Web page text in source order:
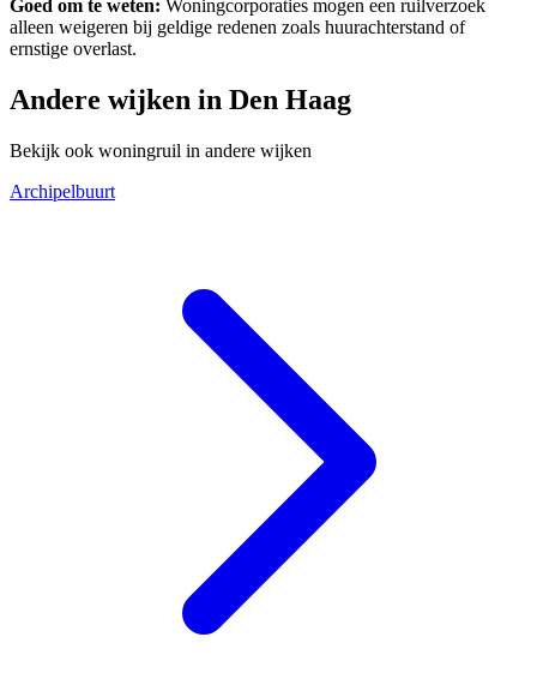
Goed om te weten: Woningcorporaties mogen een ruilverzoek
alleen weigeren bij geldige redenen zoals huurachterstand of
ernstige overlast.
Andere wijken in Den Haag
Bekijk ook woningruil in andere wijken
Archipelbuurt